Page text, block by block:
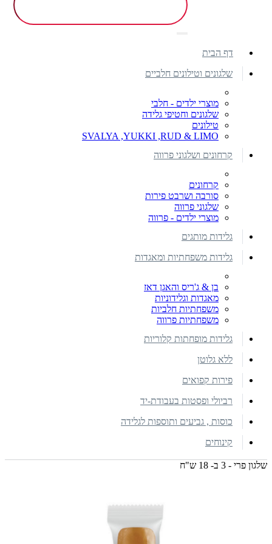
דף הבית
שלגונים וטילונים חלביים
מוצרי ילדים - חלבי
שלגונים וחטיפי גלידה
טילונים
SVALYA ,YUKKI ,RUD & LIMO
קרחונים ושלגוני פרווה
קרחונים
סורבה ושרבט פירות
שלגוני פרווה
מוצרי ילדים - פרווה
גלידות מותגים
גלידות משפחתיות ומאגדות
בן & ג'ריס והאגן דאז
מאגדות וגלידוניות
משפחתיות חלביות
משפחתיות פרווה
גלידות מופחתות קלוריות
ללא גלוטן
פירות קפואים
רביולי ופסטות בעבודת-יד
כוסות , גביעים ותוספות לגלידה
קינוחים
שלגון פרי - 3 ב- 18 ש"ח